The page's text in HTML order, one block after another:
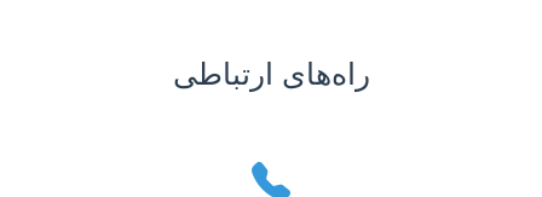
راه‌های ارتباطی